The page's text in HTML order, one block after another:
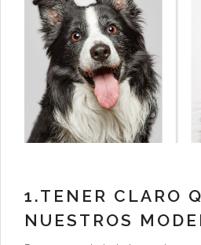
1.TENER CLARO
NUESTROS